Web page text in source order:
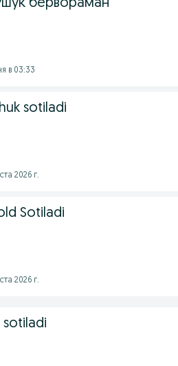
бервораман
в 03:33
sotiladi
2026 г.
Sotiladi
2026 г.
sotiladi